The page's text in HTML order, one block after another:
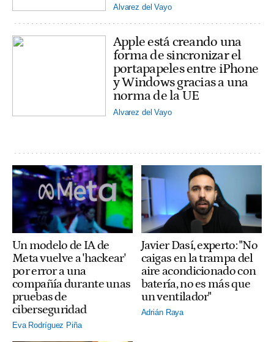
Alvarez del Vayo
Apple está creando una
forma de sincronizar el
portapapeles entre iPhone
y Windows gracias a una
norma de la UE
Alvarez del Vayo
Un modelo de IA de
Meta vuelve a 'hackear'
por error a una
compañía durante unas
pruebas de
ciberseguridad
Eva Rodríguez Piña
Javier Dasí, experto: "No
caigas en la trampa del
aire acondicionado con
batería, no es más que
un ventilador"
Adrián Raya